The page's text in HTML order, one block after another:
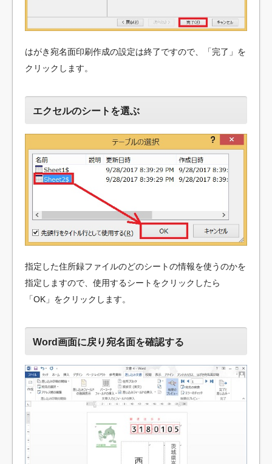
はがき宛名面印刷作成の設定は終了ですので、「完了」を
クリックします。
エクセルのシートを選ぶ
指定した住所録ファイルのどのシートの情報を使うのかを
指定しますので、使用するシートをクリックしたら
「OK」をクリックします。
Word画面に戻り宛名面を確認する